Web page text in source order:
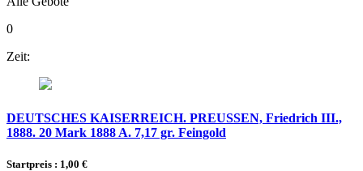
0
Zeit:
DEUTSCHES KAISERREICH. PREUSSEN, Friedrich III.,
1888. 20 Mark 1888 A. 7,17 gr. Feingold
Startpreis : 1,00 €